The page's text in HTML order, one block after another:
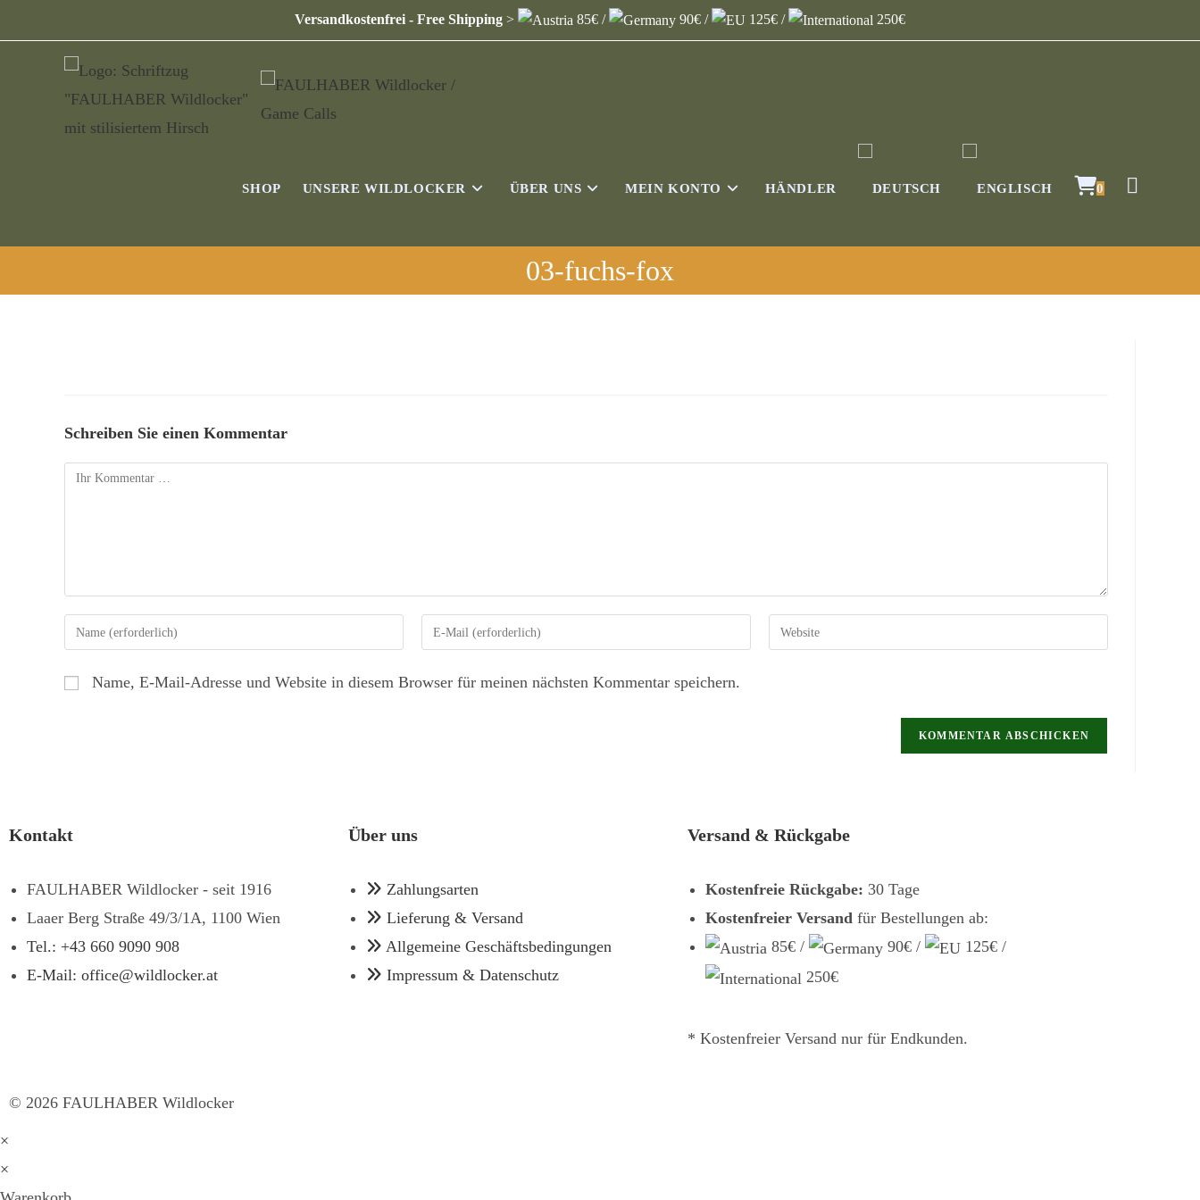
Versandkostenfrei - Free Shipping > 85€ / 90€ / 125€ / 250€
SHOP UNSERE WILDLOCKER ÜBER UNS MEIN KONTO HÄNDLER 0
03-fuchs-fox
Schreiben Sie einen Kommentar
Name, E-Mail-Adresse und Website in diesem Browser für meinen nächsten Kommentar speichern.
Kontakt
FAULHABER Wildlocker - seit 1916
Laaer Berg Straße 49/3/1A, 1100 Wien
Tel.: +43 660 9090 908
E-Mail: office@wildlocker.at
Über uns
Zahlungsarten
Lieferung & Versand
Allgemeine Geschäftsbedingungen
Impressum & Datenschutz
Versand & Rückgabe
Kostenfreie Rückgabe: 30 Tage
Kostenfreier Versandfür Bestellungen ab:
85€ /
90€ /
125€ /
250€
* Kostenfreier Versand nur für Endkunden.
© 2026 FAULHABER Wildlocker
×
×